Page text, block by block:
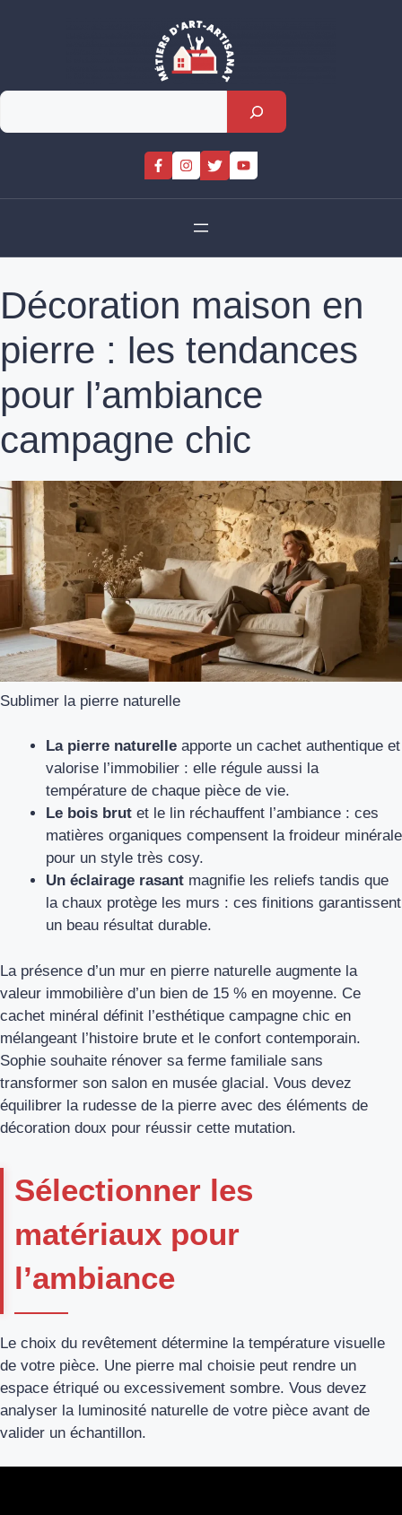
Rechercher
Décoration maison en
pierre : les tendances
pour l’ambiance
campagne chic
Sublimer la pierre naturelle
La pierre naturelle apporte un cachet authentique et
valorise l’immobilier : elle régule aussi la
température de chaque pièce de vie.
Le bois brut et le lin réchauffent l’ambiance : ces
matières organiques compensent la froideur minérale
pour un style très cosy.
Un éclairage rasant magnifie les reliefs tandis que
la chaux protège les murs : ces finitions garantissent
un beau résultat durable.
La présence d’un mur en pierre naturelle augmente la
valeur immobilière d’un bien de 15 % en moyenne. Ce
cachet minéral définit l’esthétique campagne chic en
mélangeant l’histoire brute et le confort contemporain.
Sophie souhaite rénover sa ferme familiale sans
transformer son salon en musée glacial. Vous devez
équilibrer la rudesse de la pierre avec des éléments de
décoration doux pour réussir cette mutation.
Sélectionner les
matériaux pour
l’ambiance
Le choix du revêtement détermine la température visuelle
de votre pièce. Une pierre mal choisie peut rendre un
espace étriqué ou excessivement sombre. Vous devez
analyser la luminosité naturelle de votre pièce avant de
valider un échantillon.